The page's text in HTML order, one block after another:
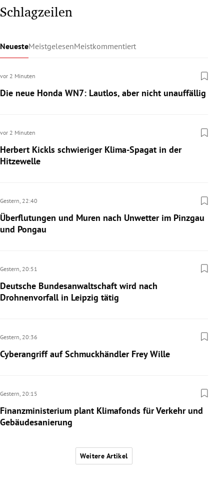
Schlagzeilen
NeuesteMeistgelesenMeistkommentiert
vor 2 Minuten
Die neue Honda WN7: Lautlos, aber nicht unauffällig
vor 2 Minuten
Herbert Kickls schwieriger Klima-Spagat in der
Hitzewelle
Gestern, 22:40
Überflutungen und Muren nach Unwetter im Pinzgau
und Pongau
Gestern, 20:51
Deutsche Bundesanwaltschaft wird nach
Drohnenvorfall in Leipzig tätig
Gestern, 20:36
Cyberangriff auf Schmuckhändler Frey Wille
Gestern, 20:15
Finanzministerium plant Klimafonds für Verkehr und
Gebäudesanierung
Weitere Artikel